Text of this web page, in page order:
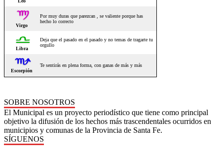
SOBRE NOSOTROS
El Municipal es un proyecto periodístico que tiene como principal
objetivo la difusión de los hechos más trascendentales ocurridos en
municipios y comunas de la Provincia de Santa Fe.
SÍGUENOS